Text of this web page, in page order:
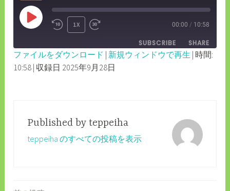
PLAY
REWIND
10
SECONDS
1X
FAST
FORWARD
30
00:00 / 10:58
SUBSCRIBE SHARE
SHARE
ファイルをダウンロード | 新規ウィンドウで再生 | 時間:
10:58 | 収録日 2025年9月28日
Published by teppeiha
teppeiha のすべての投稿を表示